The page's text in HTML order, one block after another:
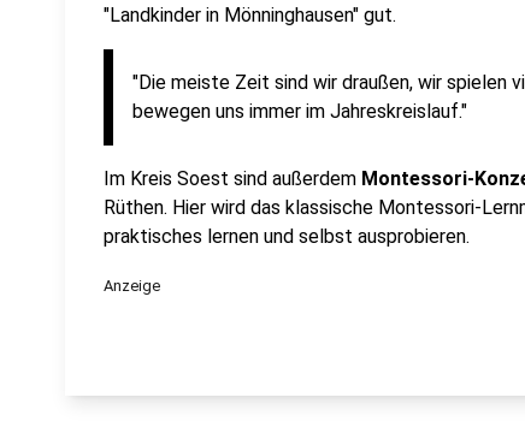
"Landkinder in Mönninghausen" gut.
"Die meiste Zeit sind wir draußen, wir spielen
bewegen uns immer im Jahreskreislauf."
Im Kreis Soest sind außerdem Montessori-
Rüthen. Hier wird das klassische Montessori-
praktisches lernen und selbst ausprobieren.
Anzeige